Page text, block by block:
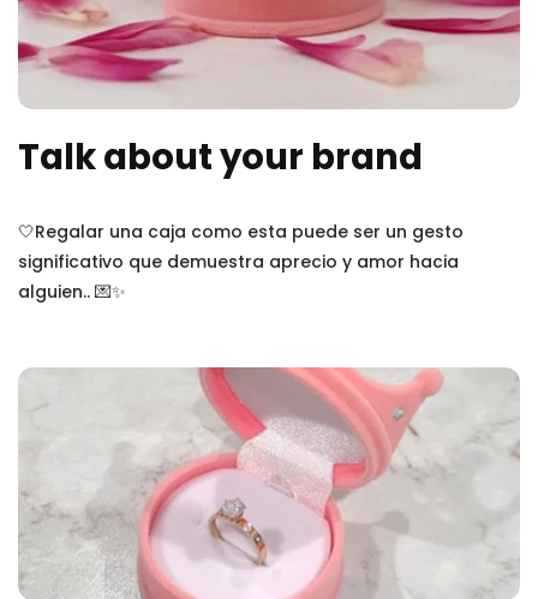
Talk about your brand
🤍Regalar una caja como esta puede ser un gesto
significativo que demuestra aprecio y amor hacia
alguien.. 💌✨